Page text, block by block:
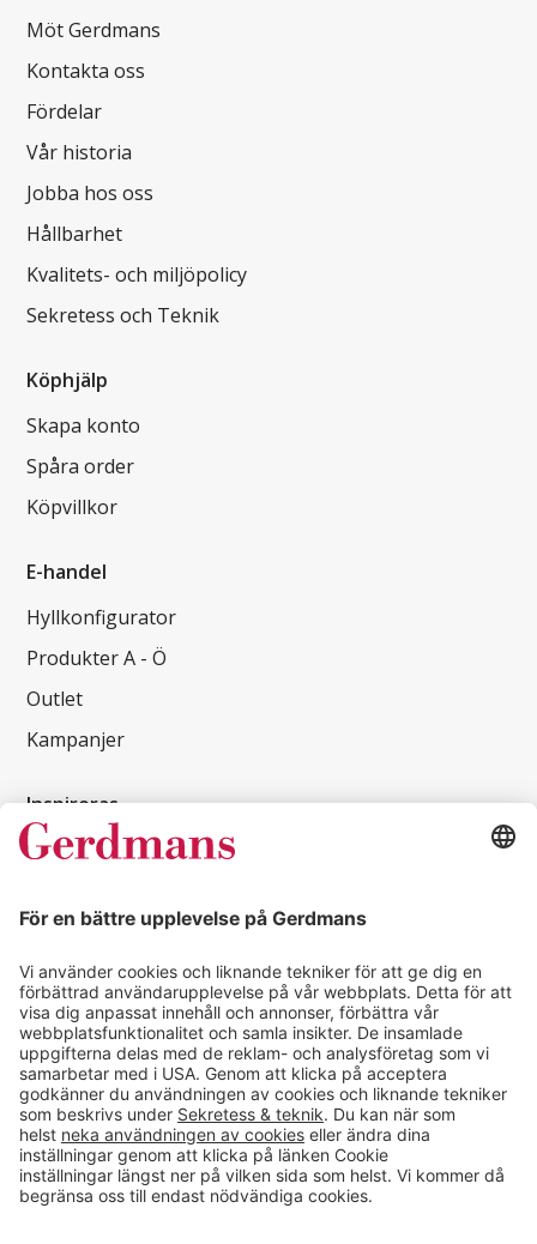
Möt Gerdmans
Kontakta oss
Fördelar
Vår historia
Jobba hos oss
Hållbarhet
Kvalitets- och miljöpolicy
Sekretess och Teknik
Köphjälp
Skapa konto
Spåra order
Köpvillkor
E-handel
Hyllkonfigurator
Produkter A - Ö
Outlet
Kampanjer
Inspireras
Kundcase
Läsvärt
Kontakt
info@gerdmans.se
0433-740 80
Kundservice öppettider
Vardagar 07.30-17.00